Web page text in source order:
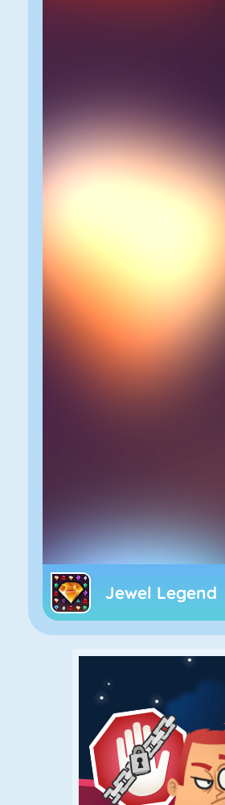
Jewel Legend